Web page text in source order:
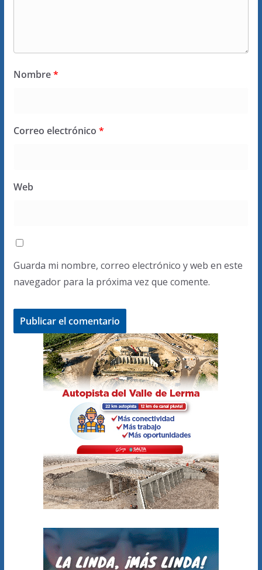
Nombre*
Correo electrónico *
Web
Guarda mi nombre, correo electrónico y web en este
navegador para la próxima vez que comente.